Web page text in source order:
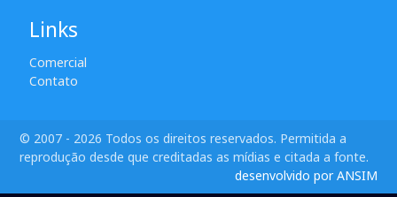
Links
Comercial
Contato
© 2007 - 2026 Todos os direitos reservados. Permitida a
reprodução desde que creditadas as mídias e citada a fonte.
desenvolvido por ANSIM